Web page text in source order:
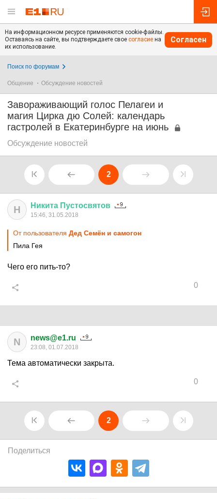
На информационном ресурсе применяются cookie-файлы.
Оставаясь на сайте, вы подтверждаете свое согласие на
их использование.
Согласен
Поиск по форумам
Общение Обсуждение новостей
Завораживающий голос Пелагеи и
магия Цирка дю Солей: календарь
гастролей в Екатеринбурге на июнь
Обсуждение новостей
2
Н Никита Пустосвятов
15:46, 31.05.2018
От пользователя Дед Семён и самогон
Пила Гея
Чего его пить-то?
0
N news@e1.ru
23:08, 01.07.2018
Тема автоматически закрыта.
0
2
Поделиться